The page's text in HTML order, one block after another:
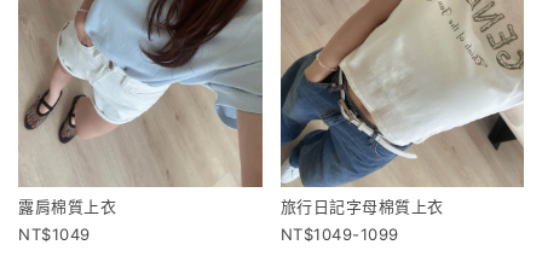
露肩棉質上衣
1049
旅行日記字母棉質上衣
1049-1099